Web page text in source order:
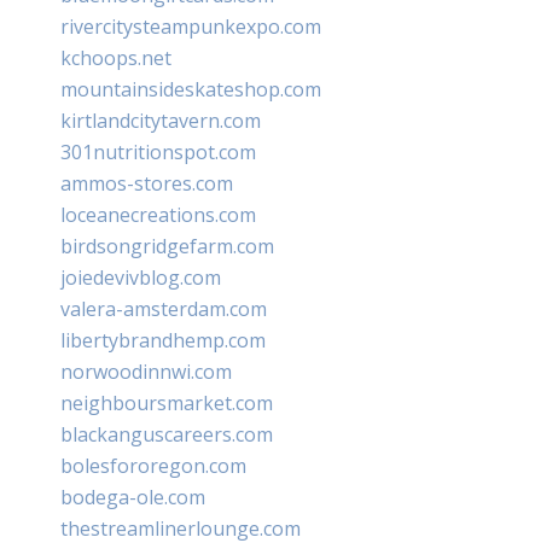
rivercitysteampunkexpo.com
kchoops.net
mountainsideskateshop.com
kirtlandcitytavern.com
301nutritionspot.com
ammos-stores.com
loceanecreations.com
birdsongridgefarm.com
joiedevivblog.com
valera-amsterdam.com
libertybrandhemp.com
norwoodinnwi.com
neighboursmarket.com
blackanguscareers.com
bolesfororegon.com
bodega-ole.com
thestreamlinerlounge.com